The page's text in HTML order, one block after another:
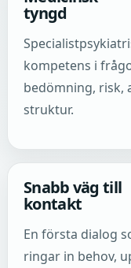
tyngd
kompetens i
bedömning, risk,
struktur.
Snabb väg till
kontakt
En första dialog
ringar in behov,